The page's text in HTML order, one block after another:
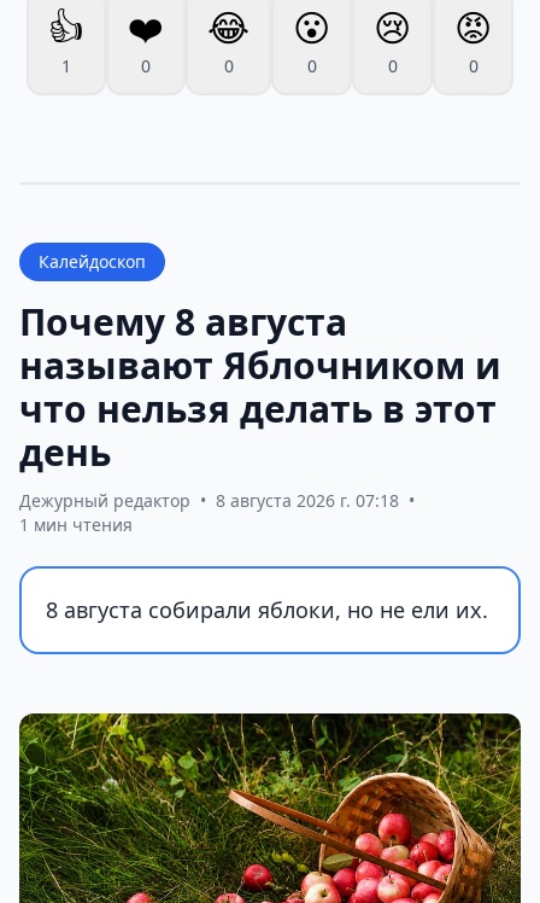
👍
1
❤️
0
😂
0
😮
0
😢
0
😡
0
Калейдоскоп
Почему 8 августа
называют Яблочником и
что нельзя делать в этот
день
Дежурный редактор • 8 августа 2026 г. 07:18 •
1 мин чтения
8 августа собирали яблоки, но не ели их.